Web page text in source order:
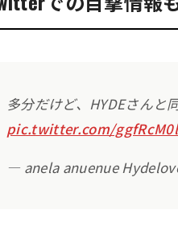
多分だけど、HYDEさんと
pic.twitter.com/
— anela anuenue